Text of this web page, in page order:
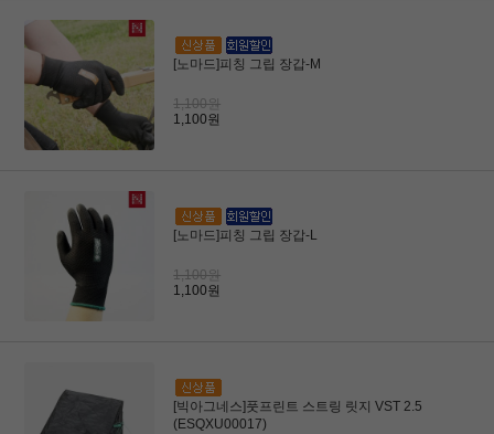
[노마드]피칭 그립 장갑-M
1,100원
1,100원
[노마드]피칭 그립 장갑-L
1,100원
1,100원
[빅아그네스]풋프린트 스트링 릿지 VST 2.5
(ESQXU00017)